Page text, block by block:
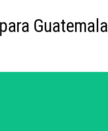
Guatemala